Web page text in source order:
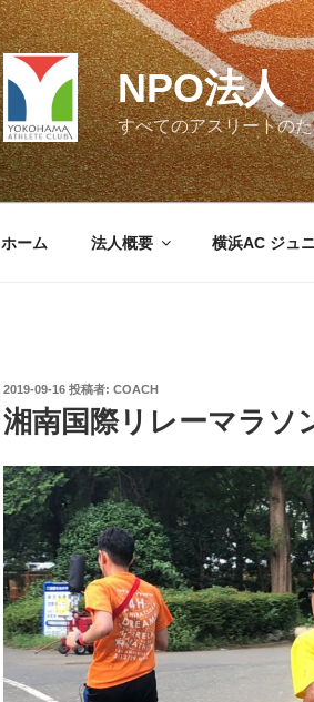
NPO法人
すべてのアスリートの
ホーム 法人概要 横浜AC ジュ
投
稿
日:
2019-09-16 投稿者: COACH
湘南国際リレーマラソ